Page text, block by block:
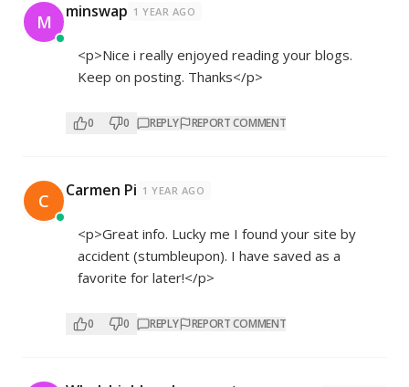
M minswap 1 YEAR AGO
<p>Nice i really enjoyed reading your blogs.
Keep on posting. Thanks</p>
0 0 REPLY REPORT COMMENT
C Carmen Pi 1 YEAR AGO
<p>Great info. Lucky me I found your site by
accident (stumbleupon). I have saved as a
favorite for later!</p>
0 0 REPLY REPORT COMMENT